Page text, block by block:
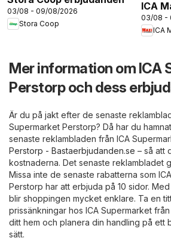
03/08 - 09/08/2026
Stora Coop
ICA
03/08 -
ICA
Mer information om ICA
Perstorp och dess
Är du på jakt efter de senaste
Supermarket Perstorp? Då har du
senaste reklambladen från ICA
Perstorp - Bastaerbjudanden.se – så att
kostnaderna. Det senaste reklambladet
Missa inte de senaste rabatterna som
Perstorp har att erbjuda på 10 sidor.
blir shoppingen mycket enklare. Ta en
prissänkningar hos ICA Supermarket
ditt hem och planera din handling på ett
sätt.